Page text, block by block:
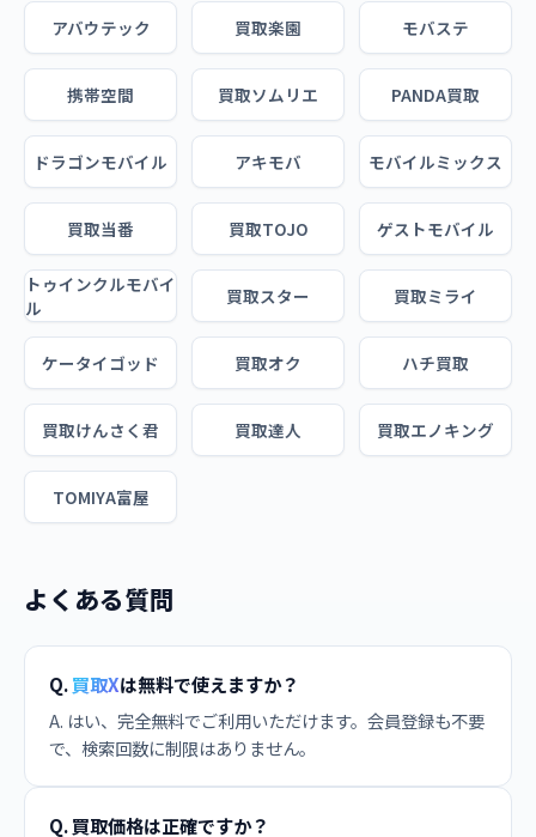
アバウテック 買取楽園 モバステ
携帯空間 買取ソムリエ PANDA買取
ドラゴンモバイル アキモバ モバイルミックス
買取当番 買取TOJO ゲストモバイル
トゥインクルモバイ
ル
買取スター 買取ミライ
ケータイゴッド 買取オク ハチ買取
買取けんさく君 買取達人 買取エノキング
TOMIYA富屋
よくある質問
Q.買取Xは無料で使えますか？
A. はい、完全無料でご利用いただけます。会員登録も不要
で、検索回数に制限はありません。
Q. 買取価格は正確ですか？